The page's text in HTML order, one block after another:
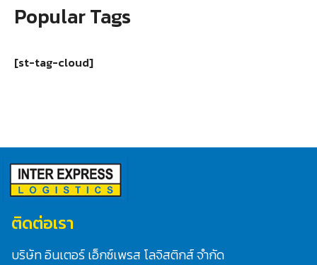
Popular Tags
[st-tag-cloud]
ติดต่อเรา
บริษัท อินเตอร์ เอ็กซ์เพรส โลจิสติกส์ จำกัด